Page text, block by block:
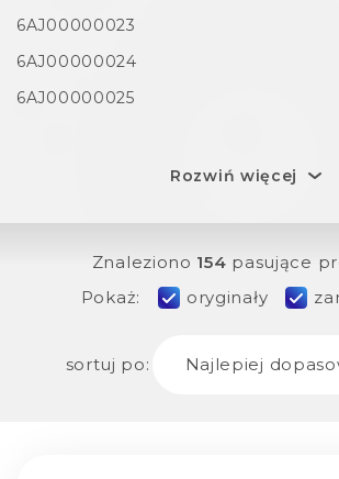
6AJ00000023
6AJ00000024
6AJ00000025
Rozwiń więcej
Znaleziono 154 pasujące
Pokaż:
oryginały
sortuj po: Najlepiej